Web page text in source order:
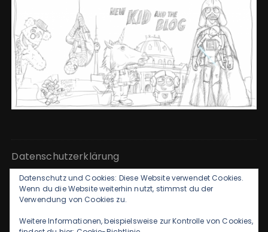
Datenschutzerklärung
Kontakt & Impressum
Datenschutz und Cookies: Diese Website verwendet Cookies.
Wenn du die Website weiterhin nutzt, stimmst du der
Verwendung von Cookies zu.
Weitere Informationen, beispielsweise zur Kontrolle von Cookies,